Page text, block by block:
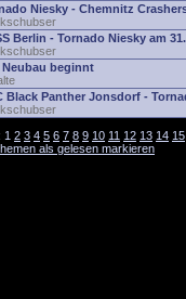
Niesky - Chemnitz
Berlin - Tornado Niesky am
Neubau beginnt
Black Panther Jonsdorf -
1 2 3 4 5 6 7 8 9 10 11 12 13 14 15
als gelesen markieren